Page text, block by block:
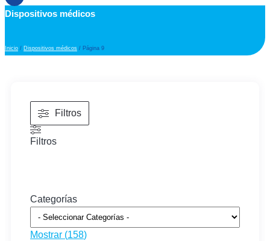
Dispositivos médicos
Inicio / Dispositivos médicos / Página 9
Filtros
Filtros
Categorías
Mostrar (158)